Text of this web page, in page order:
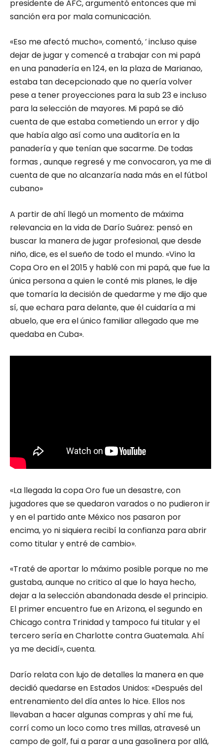
presidente de AFC, argumentó entonces que mi
sanción era por mala comunicación.
«Eso me afectó mucho», comentó, ‘ incluso quise
dejar de jugar y comencé a trabajar con mi papá
en una panadería en 124, en la plaza de Marianao,
estaba tan decepcionado que no quería volver
pese a tener proyecciones para la sub 23 e incluso
para la selección de mayores. Mi papá se dió
cuenta de que estaba cometiendo un error y dijo
que había algo así como una auditoría en la
panadería y que tenían que sacarme. De todas
formas , aunque regresé y me convocaron, ya me di
cuenta de que no alcanzaría nada más en el fútbol
cubano»
A partir de ahí llegó un momento de máxima
relevancia en la vida de Darío Suárez: pensó en
buscar la manera de jugar profesional, que desde
niño, dice, es el sueño de todo el mundo. «Vino la
Copa Oro en el 2015 y hablé con mi papá, que fue la
única persona a quien le conté mis planes, le dije
que tomaría la decisión de quedarme y me dijo que
sí, que echara para delante, que él cuidaría a mi
abuelo, que era el único familiar allegado que me
quedaba en Cuba».
«La llegada la copa Oro fue un desastre, con
jugadores que se quedaron varados o no pudieron ir
y en el partido ante México nos pasaron por
encima, yo ni siquiera recibí la confianza para abrir
como titular y entré de cambio».
«Traté de aportar lo máximo posible porque no me
gustaba, aunque no critico al que lo haya hecho,
dejar a la selección abandonada desde el principio.
El primer encuentro fue en Arizona, el segundo en
Chicago contra Trinidad y tampoco fui titular y el
tercero sería en Charlotte contra Guatemala. Ahí
ya me decidí», cuenta.
Darío relata con lujo de detalles la manera en que
decidió quedarse en Estados Unidos: «Después del
entrenamiento del día antes lo hice. Ellos nos
llevaban a hacer algunas compras y ahí me fui,
corrí como un loco como tres millas, atravesé un
campo de golf, fui a parar a una gasolinera por allá,